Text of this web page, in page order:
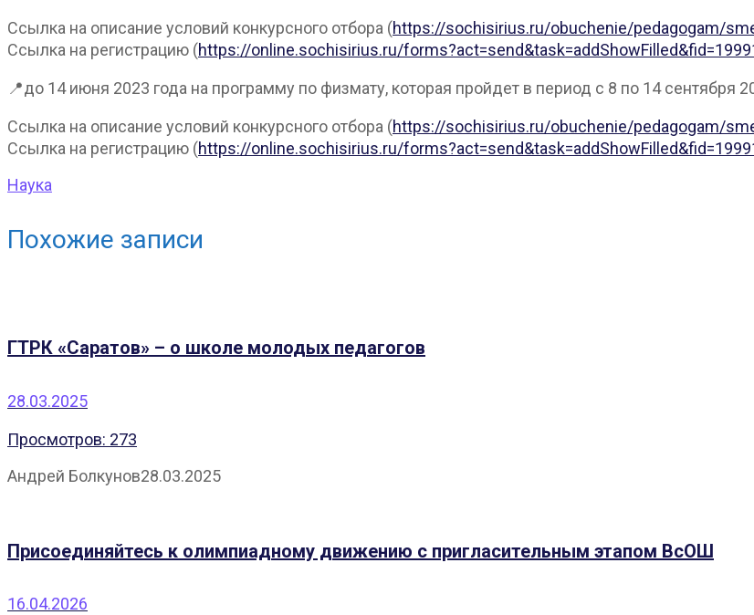
Ссылка на описание условий конкурсного отбора (https://sochisirius.ru/obuchenie/pedagogam/
Ссылка на регистрацию (https://online.sochisirius.ru/
📍до 14 июня 2023 года на программу по физмату, которая пройдет в период с 8 по 14 сентября
Ссылка на описание условий конкурсного отбора (https://sochisirius.ru/obuchenie/pedagogam/
Ссылка на регистрацию (https://online.sochisirius.ru/
Наука
Похожие записи
ГТРК «Саратов» – о школе молодых педагогов
28.03.2025
Просмотров: 273
Андрей Болкунов28.03.2025
Присоединяйтесь к олимпиадному движению с пригласительным этапом ВсОШ
16.04.2026